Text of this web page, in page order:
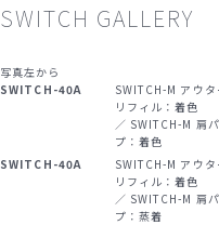
サンプル請求候補リスト
SWITCH GALLERY
写真左から
SWITCH-40A
SWITCH-M アウ
リフィル：着色
／ SWITCH-M 肩
プ：着色
SWITCH-40A
SWITCH-M アウ
リフィル：着色
／ SWITCH-M 肩
プ：蒸着